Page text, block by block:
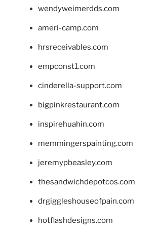
wendyweimerdds.com
ameri-camp.com
hrsreceivables.com
empconst1.com
cinderella-support.com
bigpinkrestaurant.com
inspirehuahin.com
memmingerspainting.com
jeremypbeasley.com
thesandwichdepotcos.com
drgiggleshouseofpain.com
hotflashdesigns.com